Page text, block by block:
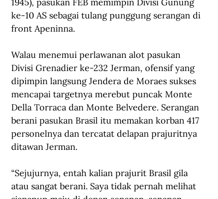
ke-10 AS sebagai tulang punggung serangan di
front Apeninna.
Walau menemui perlawanan alot pasukan
Divisi Grenadier ke-232 Jerman, ofensif yang
dipimpin langsung Jendera de Moraes sukses
mencapai targetnya merebut puncak Monte
Della Torraca dan Monte Belvedere. Serangan
berani pasukan Brasil itu memakan korban 417
personelnya dan tercatat delapan prajuritnya
ditawan Jerman.
“Sejujurnya, entah kalian prajurit Brasil gila
atau sangat berani. Saya tidak pernah melihat